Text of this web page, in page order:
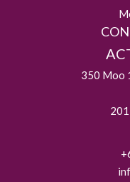
350 Moo